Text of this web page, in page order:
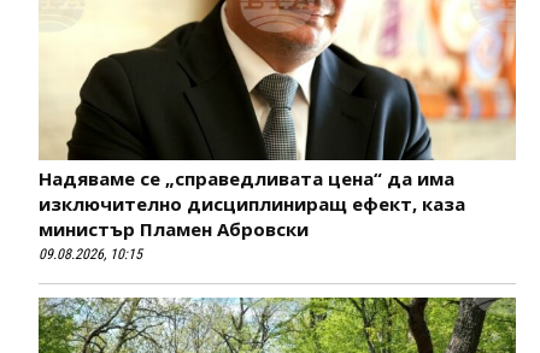
Надяваме се „справедливата цена“ да има
изключително дисциплиниращ ефект, каза
министър Пламен Абровски
09.08.2026, 10:15